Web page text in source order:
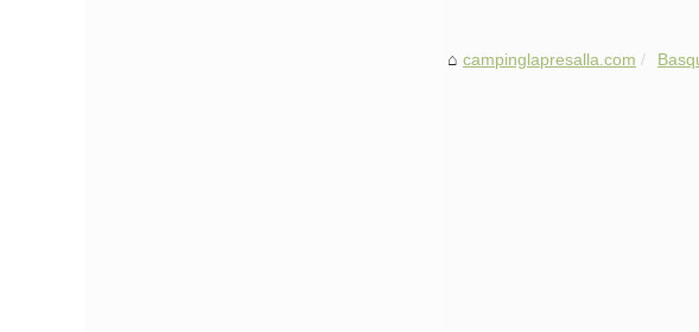
campinglapresalla.com